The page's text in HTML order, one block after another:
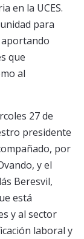
en la UCES.
para
que
al
27 de
presidente
por
y el
Beresvil,
está
y al sector
laboral y